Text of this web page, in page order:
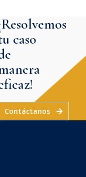
caso
Contáctanos